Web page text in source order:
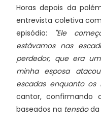
Horas depois da
entrevista coletiva
episódio: "Ele
estávamos nas
perdedor, que era
minha esposa
escadas enquanto os
cantor, confirmando
baseados na tensãoda